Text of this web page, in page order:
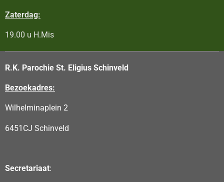
Zaterdag:
19.00 u H.Mis
R.K. Parochie St. Eligius Schinveld
Bezoekadres:
Wilhelminaplein 2
6451CJ Schinveld
Secretariaat: